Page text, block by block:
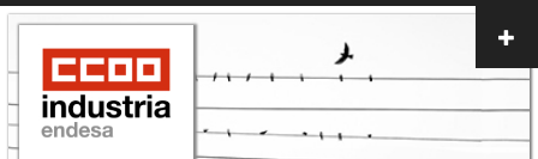
Pasar
contenido
principal